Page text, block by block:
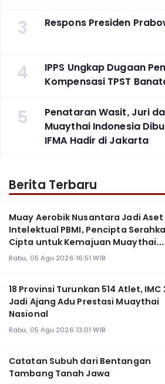
3 Respons Presiden
4
IPPS Ungkap Dugaan
Kompensasi TPST
5
Penataran Wasit, Juri
Muaythai Indonesia
IFMA Hadir di Jakarta
Berita Terbaru
Muay Aerobik Nusantara Jadi Aset
Intelektual PBMI, Pencipta
Cipta untuk Kemajuan Muaythai
Indonesia
Rabu, 05 Agu 2026 16:51 WIB
18 Provinsi Turunkan 514 Atlet, IMC
Jadi Ajang Adu Prestasi Muaythai
Nasional
Rabu, 05 Agu 2026 13:01 WIB
Catatan Subuh dari Bentangan
Tambang Tanah Jawa